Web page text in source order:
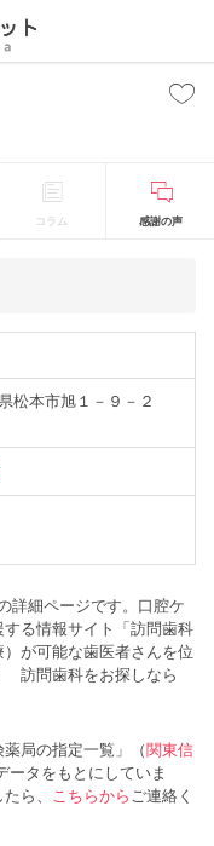
コラム 感謝の声
本市旭１－９－２
詳細ページです。口腔ケ
る情報サイト「訪問歯科
が可能な歯医者さんを位
訪問歯科をお探しなら
局の指定一覧」（関東信
タをもとにしていま
ら、
こちらから ご連絡く